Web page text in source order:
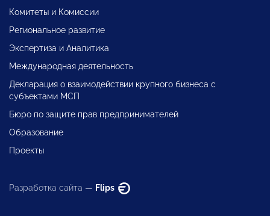
Комитеты и Комиссии
Региональное развитие
Экспертиза и Аналитика
Международная деятельность
Декларация о взаимодействии крупного бизнеса с
субъектами МСП
Бюро по защите прав предпринимателей
Образование
Проекты
Разработка сайта — Flips